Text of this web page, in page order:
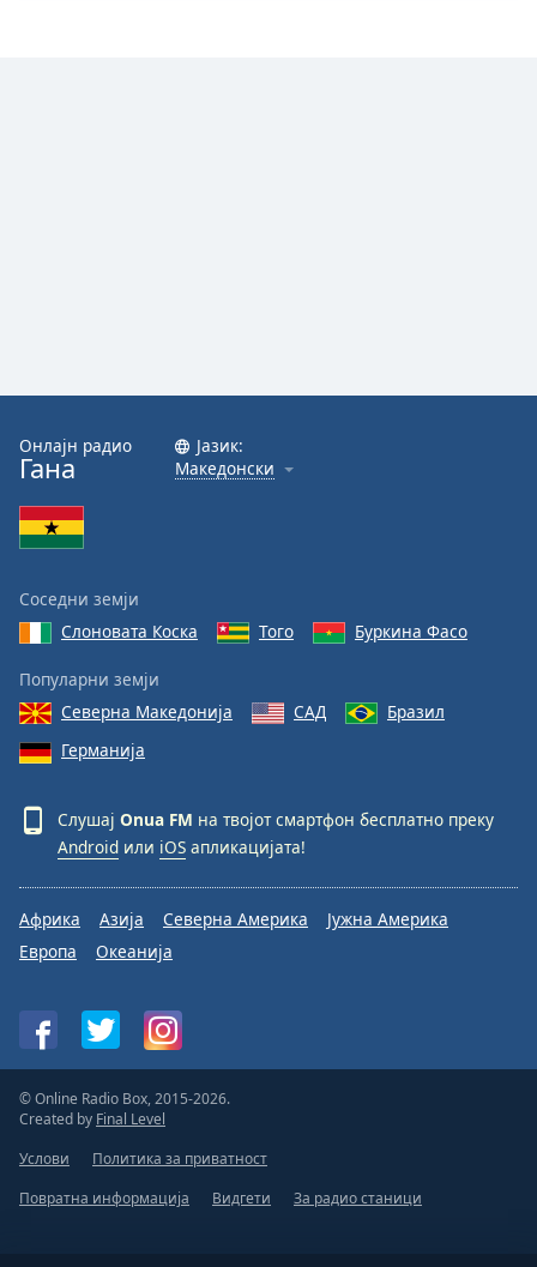
Онлајн радио
Гана
Јазик:
Македонски
Соседни земји
Слоновата Коска
Того Буркина Фасо
Популарни земји
Северна Македонија
САД
Бразил
Германија
Слушај Onua FM на твојот смартфон бесплатно преку
Android или iOS апликацијата!
Африка Азија Северна Америка
Јужна Америка
Европа
Океанија
© Online Radio Box, 2015-2026.
Created by Final Level
Услови
Политика за приватност
Повратна информација
Видгети За радио станици